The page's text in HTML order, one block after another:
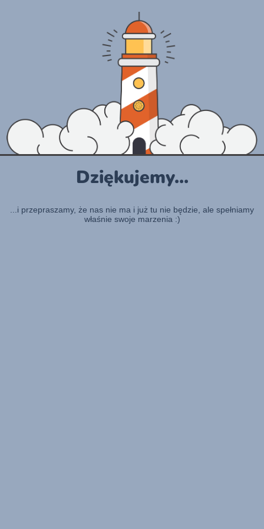
Dziękujemy...
...i przepraszamy, że nas nie ma i już tu nie będzie, ale spełniamy
właśnie swoje marzenia :)